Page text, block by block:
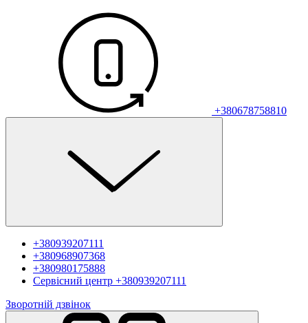
+380678758810
+380939207111
+380968907368
+380980175888
Сервісний центр +380939207111
Зворотній дзвінок